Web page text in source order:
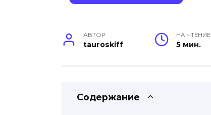
АВТОР
tauroskiff
НА ЧТЕНИЕ
5 мин.
Содержание